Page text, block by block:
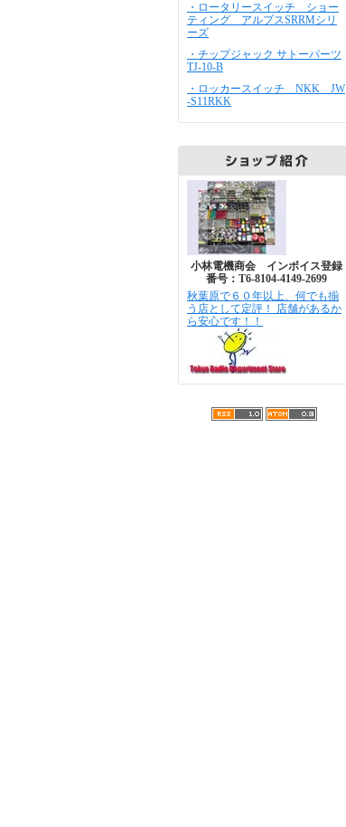
・ロータリースイッチ ショー
ティング アルプスSRRMシリ
ーズ
・チップジャック サトーパーツ
TJ-10-B
・ロッカースイッチ NKK JW
-S11RKK
小林電機商会 インボイス登録
番号：T6-8104-4149-2699
秋葉原で６０年以上、何でも揃
う店として定評！ 店舗があるか
ら安心です！！